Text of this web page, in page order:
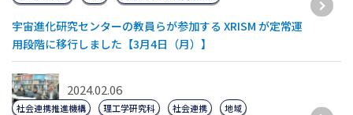
宇宙進化研究センターの教員らが参加する XRISM が定常運
用段階に移行しました【3月4日（月）】
2024.02.06
社会連携推進機構 理工学研究科 社会連携 地域